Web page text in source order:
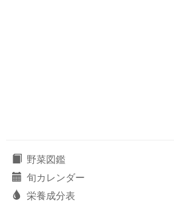
野菜図鑑
旬カレンダー
栄養成分表